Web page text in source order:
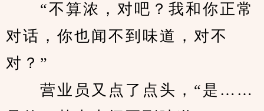
“不算浓，对吧？我和你正常
对话，你也闻不到味道，对不
对？”
营业员又点了点头，“是……